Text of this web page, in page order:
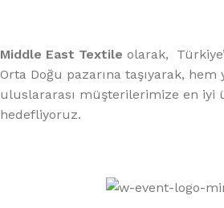
Middle East Textile olarak,
Orta Doğu pazarına taşıyarak, hem
uluslararası müşterilerimize en iyi
hedefliyoruz.